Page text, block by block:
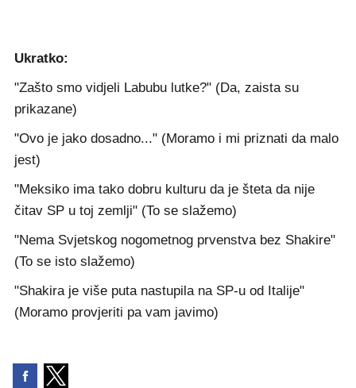
Ukratko:
"Zašto smo vidjeli Labubu lutke?" (Da, zaista su
prikazane)
"Ovo je jako dosadno..." (Moramo i mi priznati da malo
jest)
"Meksiko ima tako dobru kulturu da je šteta da nije
čitav SP u toj zemlji" (To se slažemo)
"Nema Svjetskog nogometnog prvenstva bez Shakire"
(To se isto slažemo)
"Shakira je više puta nastupila na SP-u od Italije"
(Moramo provjeriti pa vam javimo)